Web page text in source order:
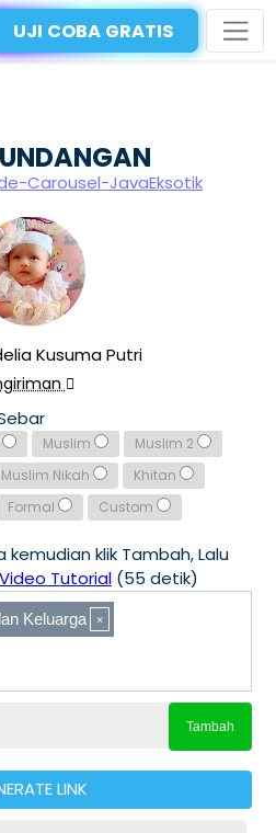
UJI COBA GRATIS
Carousel-JavaEksotik
Kusuma Putri
Muslim
Muslim 2
Muslim Nikah
Khitan
Formal Custom
klik Tambah, Lalu
Video Tutorial(55 detik)
Keluarga
Tambah
LINK